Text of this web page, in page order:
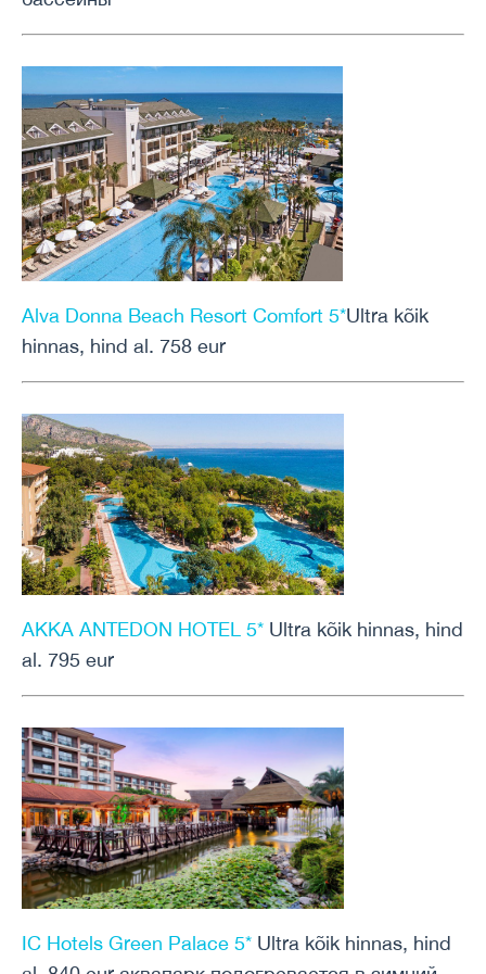
Alva Donna Beach Resort Comfort 5*Ultra kõik
hinnas, hind al. 758 eur
AKKA ANTEDON HOTEL 5* Ultra kõik hinnas, hind
al. 795 eur
IC Hotels Green Palace 5* Ultra kõik hinnas, hind